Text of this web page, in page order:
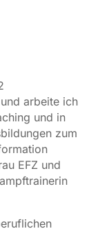
arbeite ich
und in
zum
EFZ und